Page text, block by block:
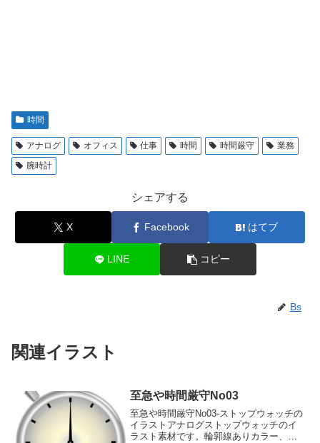
時間
アナログ オフィス 仕事 時間 時間厳守
業務
腕時計
シェアする
X Facebook はてブ
LINE コピー
Bs
関連イラスト
至急や時間厳守No03
至急や時間厳守No03-ストップウォッチの
イラストアナログストップウォッチのイ
ラスト素材です。輪郭線ありカラー、輪